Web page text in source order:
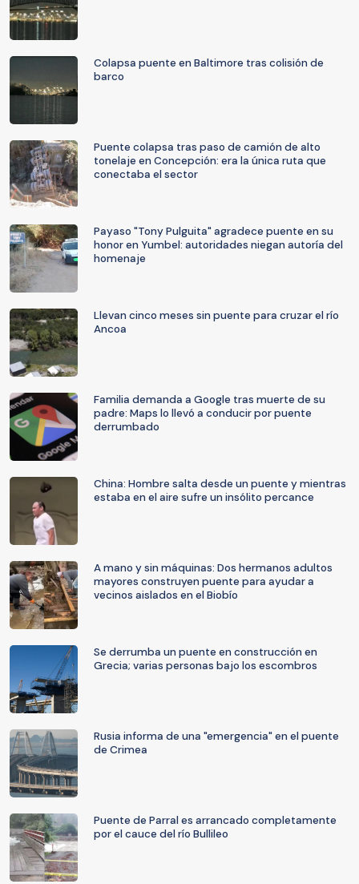
Colapsa puente en Baltimore tras colisión de
barco
Puente colapsa tras paso de camión de alto
tonelaje en Concepción: era la única ruta que
conectaba el sector
Payaso "Tony Pulguita" agradece puente en su
honor en Yumbel: autoridades niegan autoría del
homenaje
Llevan cinco meses sin puente para cruzar el río
Ancoa
Familia demanda a Google tras muerte de su
padre: Maps lo llevó a conducir por puente
derrumbado
China: Hombre salta desde un puente y mientras
estaba en el aire sufre un insólito percance
A mano y sin máquinas: Dos hermanos adultos
mayores construyen puente para ayudar a
vecinos aislados en el Biobío
Se derrumba un puente en construcción en
Grecia; varias personas bajo los escombros
Rusia informa de una "emergencia" en el puente
de Crimea
Puente de Parral es arrancado completamente
por el cauce del río Bullileo